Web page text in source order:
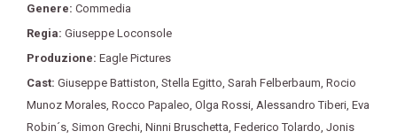
Genere: Commedia
Regia: Giuseppe Loconsole
Produzione: Eagle Pictures
Cast: Giuseppe Battiston Stella Egitto Sarah Felberbaum Rocio
Munoz Morales Rocco Papaleo Olga Rossi Alessandro Tiberi Eva
Robin´s Simon Grechi Ninni Bruschetta Federico Tolardo Jonis